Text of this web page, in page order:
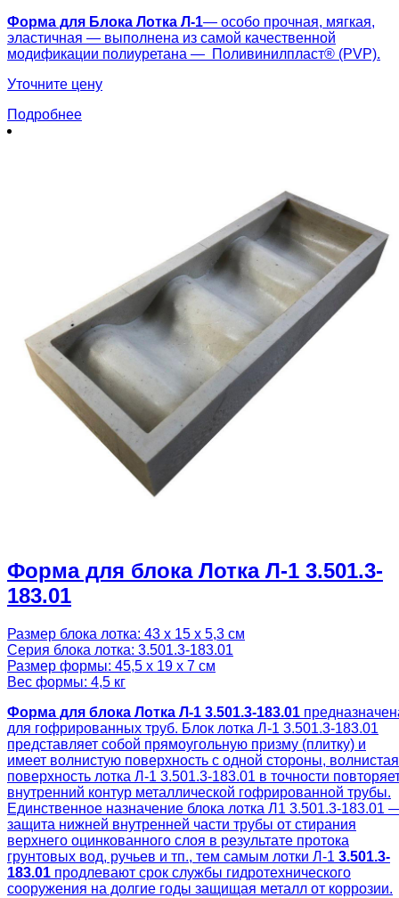
Форма для Блока Лотка Л-1— особо прочная, мягкая,
эластичная — выполнена из самой качественной
модификации полиуретана — Поливинилпласт® (PVP).
Уточните цену
Подробнее
Форма для блока Лотка Л-1 3.501.3-
183.01
Размер блока лотка: 43 х 15 х 5,3 см
Серия блока лотка: 3.501.3-183.01
Размер формы: 45,5 х 19 х 7 см
Вес формы: 4,5 кг
Форма для блока Лотка Л-1 3.501.3-183.01
для гофрированных труб. Блок лотка Л-1 3.501.3-183.01
представляет собой прямоугольную призму (плитку) и
имеет волнистую поверхность с одной стороны, волнистая
поверхность лотка Л-1 3.501.3-183.01 в точности
внутренний контур металлической гофрированной трубы.
Единственное назначение блока лотка Л1 3.501.3-183.01
защита нижней внутренней части трубы от стирания
верхнего оцинкованного слоя в результате протока
грунтовых вод, ручьев и тп., тем самым лотки Л-1 3.501.3-
183.01 продлевают срок службы гидротехнического
сооружения на долгие годы защищая металл от коррозии.